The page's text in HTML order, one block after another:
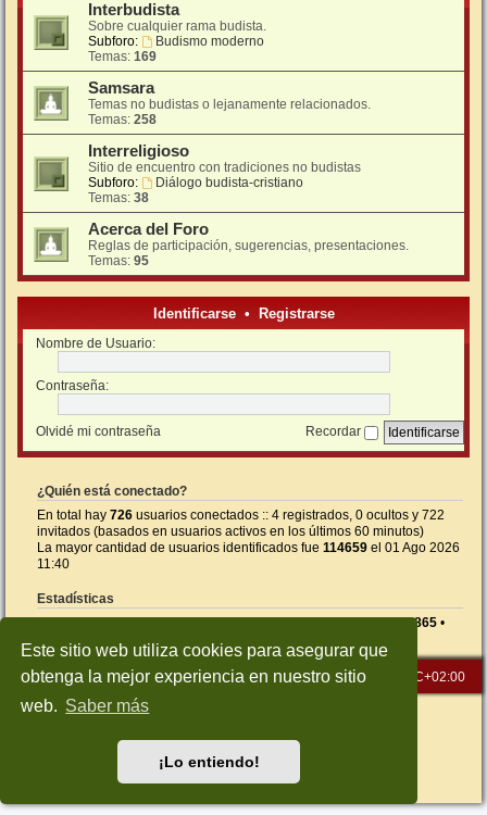
Este sitio web utiliza cookies para asegurar que
obtenga la mejor experiencia en nuestro sitio
web. Saber más
¡Lo entiendo!
Interbudista
Sobre cualquier rama budista.
Subforo:
Budismo moderno
Temas: 169
Samsara
Temas no budistas o lejanamente relacionados.
Temas: 258
Interreligioso
Sitio de encuentro con tradiciones no budistas
Subforo:
Diálogo budista-cristiano
Temas: 38
Acerca del Foro
Reglas de participación, sugerencias, presentaciones.
Temas: 95
Identificarse• Registrarse
Nombre de Usuario:
Contraseña:
Olvidé mi contraseña Recordar
¿Quién está conectado?
En total hay 726 usuarios conectados :: 4 registrados, 0 ocultos y 722
invitados (basados en usuarios activos en los últimos 60 minutos)
La mayor cantidad de usuarios identificados fue 114659 el 01 Ago 2026
11:40
Estadísticas
Mensajes totales26590• Temas totales1414• Usuarios totales865 •
Inicio Índice general Todos los horarios son UTC+02:00
Desarrollado porphpBB